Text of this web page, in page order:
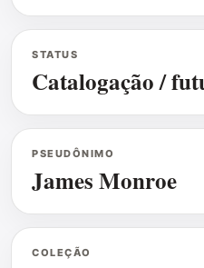
STATUS
Catalogação /
PSEUDÔNIMO
James Monroe
COLEÇÃO